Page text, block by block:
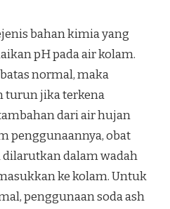
bahan kimia yang
pH pada air kolam.
normal, maka
turun jika terkena
dari air hujan
penggunaannya, obat
dalam wadah
ke kolam. Untuk
penggunaan soda ash